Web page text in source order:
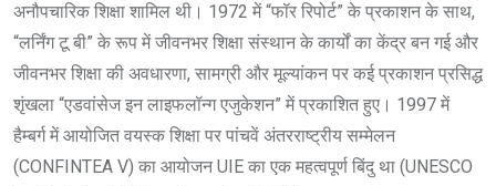
अनौपचारिक शिक्षा शामिल थी। 1972 में “फॉर रिपोर्ट” के प्रकाशन के साथ,
“लर्निंग टू बी” के रूप में जीवनभर शिक्षा संस्थान के कार्यों का केंद्र बन गई और
जीवनभर शिक्षा की अवधारणा, सामग्री और मूल्यांकन पर कई प्रकाशन प्रसिद्ध
शृंखला “एडवांसेज इन लाइफलॉन्ग एजुकेशन” में प्रकाशित हुए। 1997 में
हैम्बर्ग में आयोजित वयस्क शिक्षा पर पांचवें अंतरराष्ट्रीय सम्मेलन
(CONFINTEA V) का आयोजन UIE का एक महत्वपूर्ण बिंदु था (UNESCO